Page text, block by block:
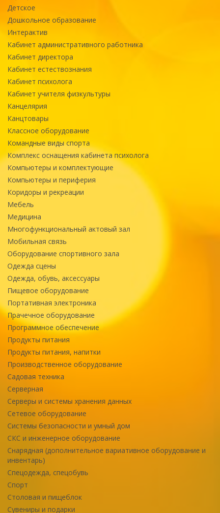
Детское
Дошкольное образование
Интерактив
Кабинет административного работника
Кабинет директора
Кабинет естествознания
Кабинет психолога
Кабинет учителя физкультуры
Канцелярия
Канцтовары
Классное оборудование
Командные виды спорта
Комплекс оснащения кабинета психолога
Компьютеры и комплектующие
Компьютеры и периферия
Коридоры и рекреации
Мебель
Медицина
Многофункциональный актовый зал
Мобильная связь
Оборудование спортивного зала
Одежда сцены
Одежда, обувь, аксессуары
Пищевое оборудование
Портативная электроника
Прачечное оборудование
Программное обеспечение
Продукты питания
Продукты питания, напитки
Производственное оборудование
Садовая техника
Серверная
Серверы и системы хранения данных
Сетевое оборудование
Системы безопасности и умный дом
СКС и инженерное оборудование
Снарядная (дополнительное вариативное оборудование и
инвентарь)
Спецодежда, спецобувь
Спорт
Столовая и пищеблок
Сувениры и подарки